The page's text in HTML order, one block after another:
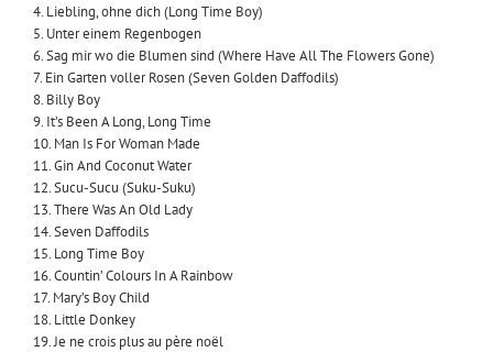
4. Liebling, ohne dich (Long Time Boy)
5. Unter einem Regenbogen
6. Sag mir wo die Blumen sind (Where Have All The Flowers Gone)
7. Ein Garten voller Rosen (Seven Golden Daffodils)
8. Billy Boy
9. It’s Been A Long, Long Time
10. Man Is For Woman Made
11. Gin And Coconut Water
12. Sucu-Sucu (Suku-Suku)
13. There Was An Old Lady
14. Seven Daffodils
15. Long Time Boy
16. Countin’ Colours In A Rainbow
17. Mary’s Boy Child
18. Little Donkey
19. Je ne crois plus au père noël